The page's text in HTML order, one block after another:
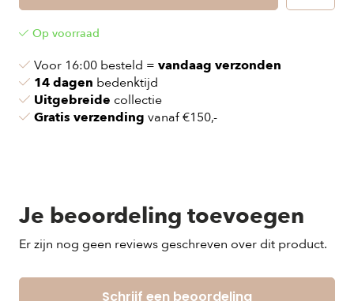
Op voorraad
Voor 16:00 besteld = vandaag verzonden
14 dagen bedenktijd
Uitgebreide collectie
Gratis verzending vanaf €150,-
Je beoordeling toevoegen
Er zijn nog geen reviews geschreven over dit product.
Schrijf een beoordeling